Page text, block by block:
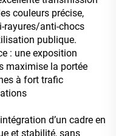
couleurs précise,
rayures/anti-chocs
publique.
: une exposition
maximise la portée
à fort trafic
d’un cadre en
et stabilité, sans